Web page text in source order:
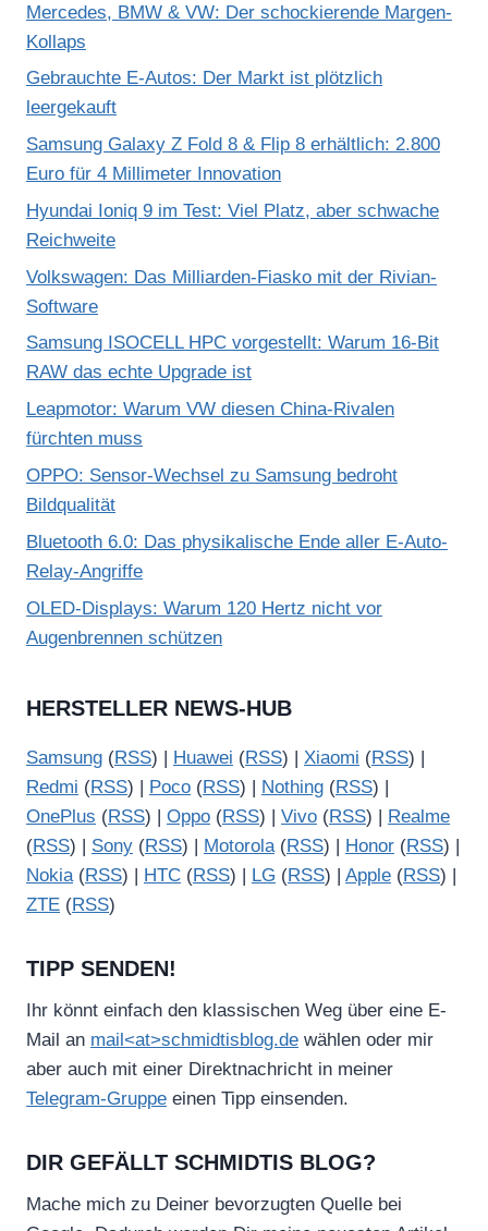
Mercedes, BMW & VW: Der schockierende Margen-
Kollaps
Gebrauchte E-Autos: Der Markt ist plötzlich
leergekauft
Samsung Galaxy Z Fold 8 & Flip 8 erhältlich: 2.800
Euro für 4 Millimeter Innovation
Hyundai Ioniq 9 im Test: Viel Platz, aber schwache
Reichweite
Volkswagen: Das Milliarden-Fiasko mit der Rivian-
Software
Samsung ISOCELL HPC vorgestellt: Warum 16-Bit
RAW das echte Upgrade ist
Leapmotor: Warum VW diesen China-Rivalen
fürchten muss
OPPO: Sensor-Wechsel zu Samsung bedroht
Bildqualität
Bluetooth 6.0: Das physikalische Ende aller E-Auto-
Relay-Angriffe
OLED-Displays: Warum 120 Hertz nicht vor
Augenbrennen schützen
HERSTELLER NEWS-HUB
Samsung (RSS) | Huawei (RSS) | Xiaomi (RSS) |
Redmi (RSS) | Poco (RSS) | Nothing (RSS) |
OnePlus (RSS) | Oppo (RSS) | Vivo (RSS) |
Realme
(RSS) | Sony (RSS) | Motorola(RSS) | Honor (RSS) |
Nokia(RSS) | HTC (RSS) | LG (RSS) | Apple (RSS) |
ZTE (RSS)
TIPP SENDEN!
Ihr könnt einfach den klassischen Weg über eine E-
Mail an mail<at>schmidtisblog.de wählen oder mir
aber auch mit einer Direktnachricht in meiner
Telegram-Gruppe einen Tipp einsenden.
DIR GEFÄLLT SCHMIDTIS BLOG?
Mache mich zu Deiner bevorzugten Quelle bei